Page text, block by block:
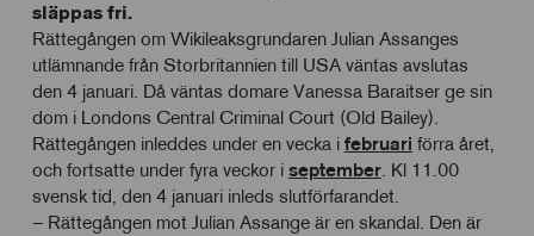
släppas fri.
Rättegången om Wikileaksgrundaren Julian Assanges
utlämnande från Storbritannien till USA väntas avslutas
den 4 januari. Då väntas domare Vanessa Baraitser ge sin
dom i Londons Central Criminal Court (Old Bailey).
Rättegången inleddes under en vecka i februari förra året,
och fortsatte under fyra veckor i september. Kl 11.00
svensk tid, den 4 januari inleds slutförfarandet.
– Rättegången mot Julian Assange är en skandal. Den är